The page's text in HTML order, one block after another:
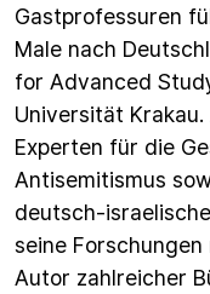
Gastprofessuren
Male nach
for Advanced
Universität
Experten für die
Antisemitismus
deutsch-
seine
Autor zahlreicher